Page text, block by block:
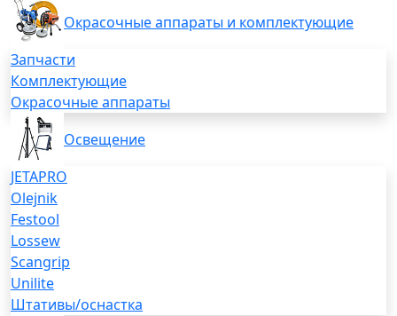
Окрасочные аппараты и комплектующие
Запчасти
Комплектующие
Окрасочные аппараты
Освещение
JETAPRO
Olejnik
Festool
Lossew
Scangrip
Unilite
Штативы/оснастка